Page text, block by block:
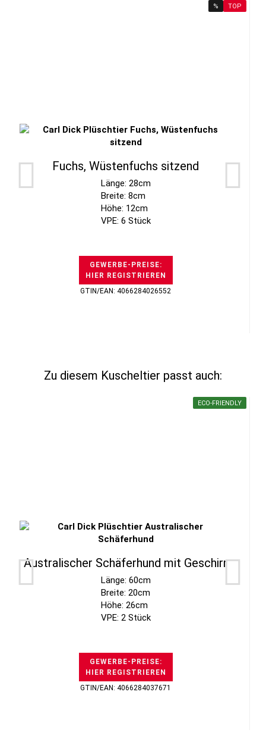
% TOP
Fuchs, Wüstenfuchs sitzend
Länge: 28cm
Breite: 8cm
Höhe: 12cm
VPE: 6 Stück
GEWERBE-PREISE:
HIER REGISTRIEREN
GTIN/EAN: 4066284026552
Zu diesem Kuscheltier passt auch:
ECO-FRIENDLY
Australischer Schäferhund mit Geschirr
Länge: 60cm
Breite: 20cm
Höhe: 26cm
VPE: 2 Stück
GEWERBE-PREISE:
HIER REGISTRIEREN
GTIN/EAN: 4066284037671